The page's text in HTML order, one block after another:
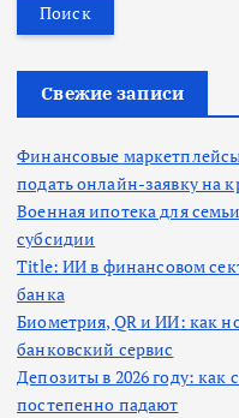
т
Свежие записи
Финансовые
подать онлайн-заявку на
Военная ипотека для
субсидии
Title: ИИ в финансовом
банка
Биометрия, QR и ИИ: как
банковский сервис
Депозиты в 2026 году: как
постепенно падают